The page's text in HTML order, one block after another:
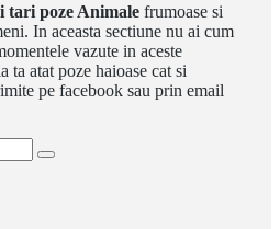
tari poze Animale frumoase si
In aceasta sectiune nu ai cum
vazute in aceste
ta atat poze haioase cat si
pe facebook sau prin email